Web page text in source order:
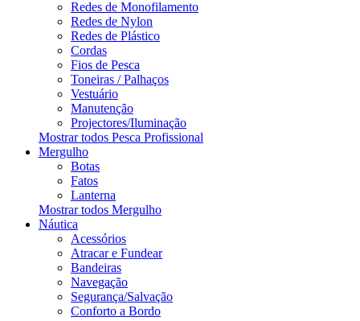
Redes de Monofilamento
Redes de Nylon
Redes de Plástico
Cordas
Fios de Pesca
Toneiras / Palhaços
Vestuário
Manutenção
Projectores/Iluminação
Mostrar todos Pesca Profissional
Mergulho
Botas
Fatos
Lanterna
Mostrar todos Mergulho
Náutica
Acessórios
Atracar e Fundear
Bandeiras
Navegação
Segurança/Salvação
Conforto a Bordo